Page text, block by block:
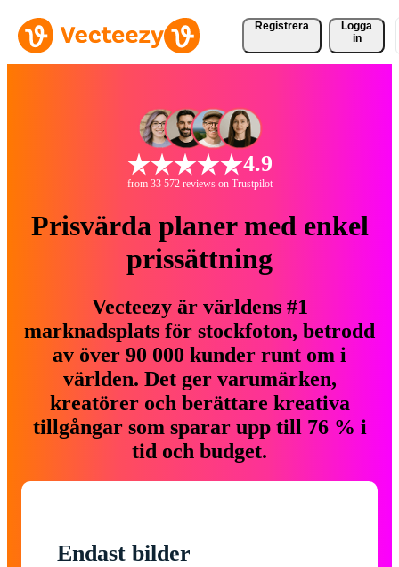
Registrera
Logga
in
4.9
from 33 572 reviews on Trustpilot
Prisvärda planer med enkel
prissättning
Vecteezy är världens #1
marknadsplats för stockfoton, betrodd
av över 90 000 kunder runt om i
världen. Det ger varumärken,
kreatörer och berättare kreativa
tillgångar som sparar upp till 76 % i
tid och budget.
Endast bilder